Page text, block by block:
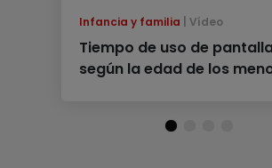
Infancia y familia Vídeo
Tiempo de uso de
según la edad de los